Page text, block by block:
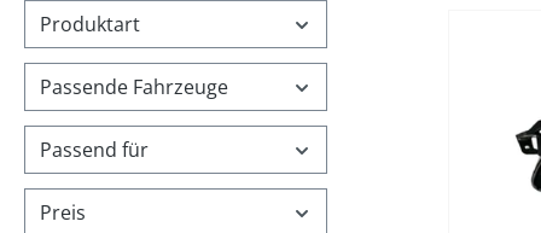
Produktart
Passende Fahrzeuge
Passend für
Preis